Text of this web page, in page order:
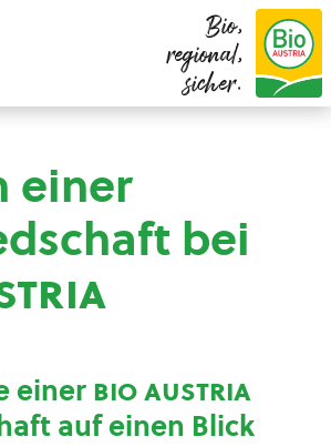
Bio,
regional,
sicher.
einer
bei
einerbio austria
auf einen Blick